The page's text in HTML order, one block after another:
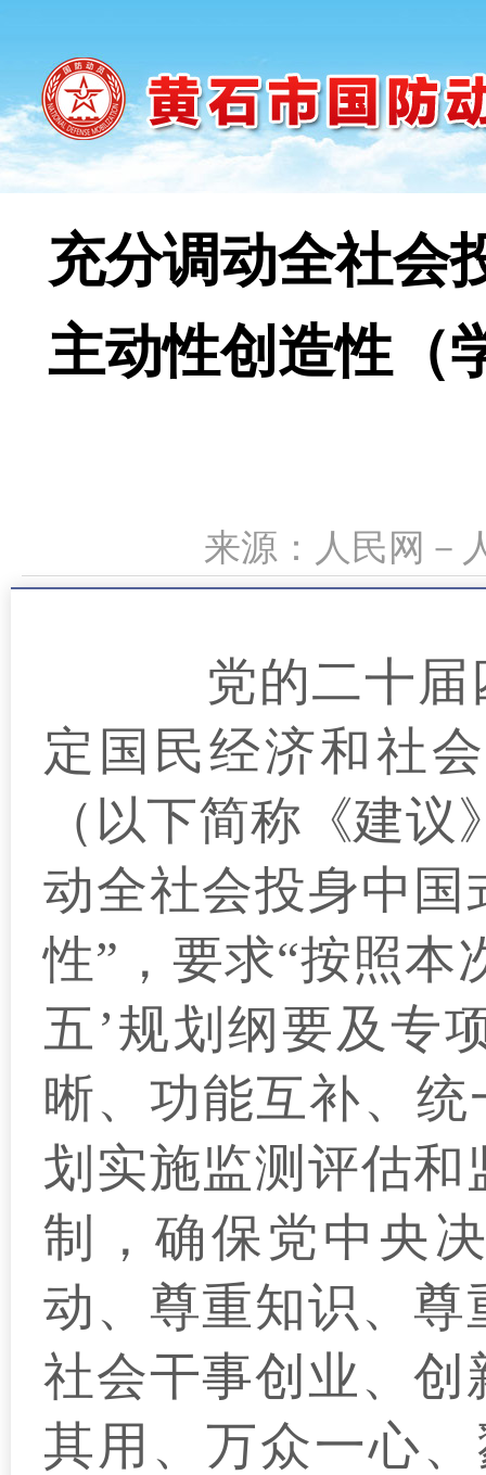
充分调动全社会
主动性创造性（
来源：人民网
党的二十届四
定国民经济和社
（以下简称《建
动全社会投身中
性”，要求“按照本
五’规划纲要及专
晰、功能互补、
划实施监测评估
制，确保党中央
动、尊重知识、
社会干事创业、
其用、万众一心